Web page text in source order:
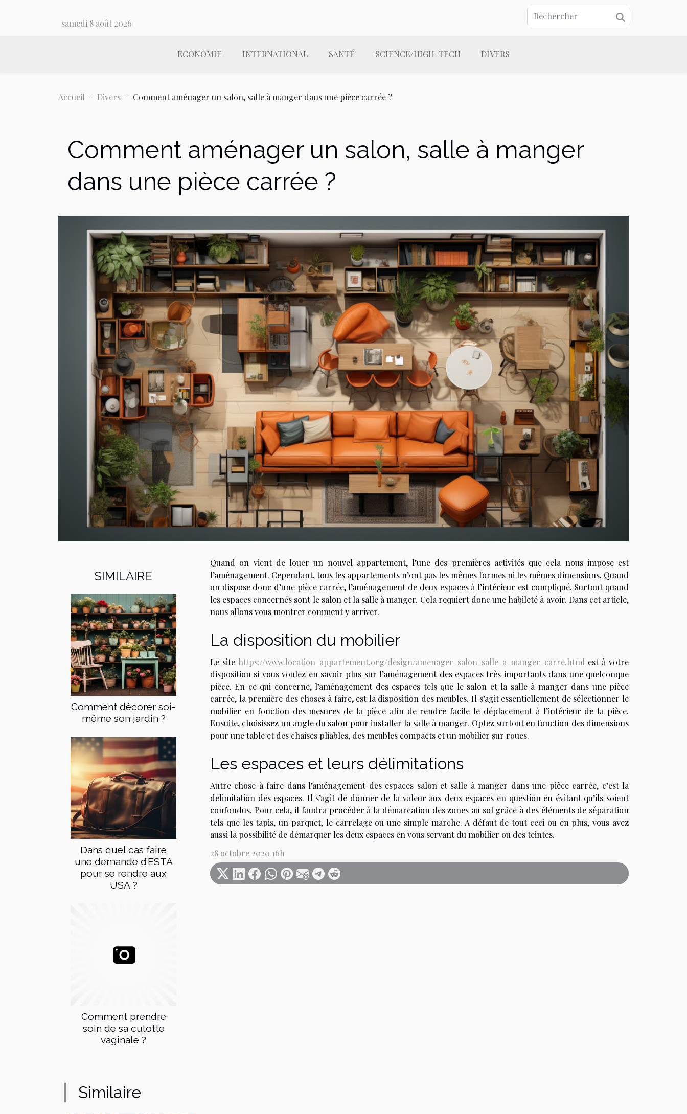
samedi 8 août 2026
ECONOMIE INTERNATIONAL SANTÉ SCIENCE/HIGH-TECH DIVERS
Accueil Divers Comment aménager un salon, salle à manger dans une pièce carrée ?
Comment aménager un salon, salle à manger
dans une pièce carrée ?
SIMILAIRE
Comment décorer soi-
même son jardin ?
Dans quel cas faire
une demande d’ESTA
pour se rendre aux
USA ?
Comment prendre
soin de sa culotte
vaginale ?
Quand on vient de louer un nouvel appartement, l’une des premières activités que cela nous impose est
l’aménagement. Cependant, tous les appartements n’ont pas les mêmes formes ni les mêmes dimensions. Quand
on dispose donc d’une pièce carrée, l’aménagement de deux espaces à l’intérieur est compliqué. Surtout quand
les espaces concernés sont le salon et la salle à manger. Cela requiert donc une habileté à avoir. Dans cet article,
nous allons vous montrer comment y arriver.
La disposition du mobilier
Le site https://www.location-appartement.org/design/amenager-salon-salle-a-manger-carre.html est à votre
disposition si vous voulez en savoir plus sur l’aménagement des espaces très importants dans une quelconque
pièce. En ce qui concerne, l’aménagement des espaces tels que le salon et la salle à manger dans une pièce
carrée, la première des choses à faire, est la disposition des meubles. Il s’agit essentiellement de sélectionner le
mobilier en fonction des mesures de la pièce afin de rendre facile le déplacement à l’intérieur de la pièce.
Ensuite, choisissez un angle du salon pour installer la salle à manger. Optez surtout en fonction des dimensions
pour une table et des chaises pliables, des meubles compacts et un mobilier sur roues.
Les espaces et leurs délimitations
Autre chose à faire dans l’aménagement des espaces salon et salle à manger dans une pièce carrée, c’est la
délimitation des espaces. Il s’agit de donner de la valeur aux deux espaces en question en évitant qu’ils soient
confondus. Pour cela, il faudra procéder à la démarcation des zones au sol grâce à des éléments de séparation
tels que les tapis, un parquet, le carrelage ou une simple marche. A défaut de tout ceci ou en plus, vous avez
aussi la possibilité de démarquer les deux espaces en vous servant du mobilier ou des teintes.
28 octobre 2020 16h
Similaire